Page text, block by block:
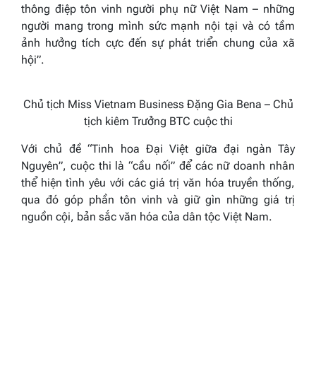
thông điệp tôn vinh người phụ nữ Việt Nam – những
người mang trong mình sức mạnh nội tại và có tầm
ảnh hưởng tích cực đến sự phát triển chung của xã
hội”.
Chủ tịch Miss Vietnam Business Đặng Gia Bena – Chủ
tịch kiêm Trưởng BTC cuộc thi
Với chủ đề “Tinh hoa Đại Việt giữa đại ngàn Tây
Nguyên”, cuộc thi là “cầu nối” để các nữ doanh nhân
thể hiện tình yêu với các giá trị văn hóa truyền thống,
qua đó góp phần tôn vinh và giữ gìn những giá trị
nguồn cội, bản sắc văn hóa của dân tộc Việt Nam.